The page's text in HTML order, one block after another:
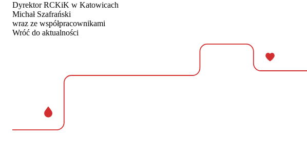
Dyrektor RCKiK w Katowicach
Michał Szafrański
wraz ze współpracownikami
Wróć do aktualności